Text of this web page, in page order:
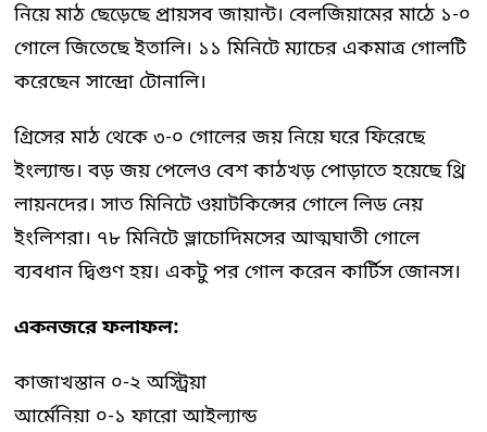
নিয়ে মাঠ ছেড়েছে প্রায়সব জায়ান্ট। বেলজিয়ামের মাঠে ১-০
গোলে জিতেছে ইতালি। ১১ মিনিটে ম্যাচের একমাত্র গোলটি
করেছেন সান্দ্রো টোনালি।
গ্রিসের মাঠ থেকে ৩-০ গোলের জয় নিয়ে ঘরে ফিরেছে
ইংল্যান্ড। বড় জয় পেলেও বেশ কাঠখড় পোড়াতে হয়েছে থ্রি
লায়নদের। সাত মিনিটে ওয়াটকিন্সের গোলে লিড নেয়
ইংলিশরা। ৭৮ মিনিটে ভ্লাচোদিমসের আত্মঘাতী গোলে
ব্যবধান দ্বিগুণ হয়। একটু পর গোল করেন কার্টিস জোনস।
একনজরে ফলাফল:
কাজাখস্তান ০-২ অস্ট্রিয়া
আর্মেনিয়া ০-১ ফারো আইল্যান্ড